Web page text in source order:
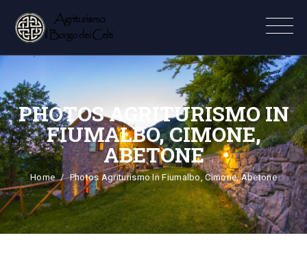
PHOTOS AGRITURISMO IN
FIUMALBO, CIMONE,
ABETONE
Home Photos Agriturismo In Fiumalbo, Cimone, Abetone